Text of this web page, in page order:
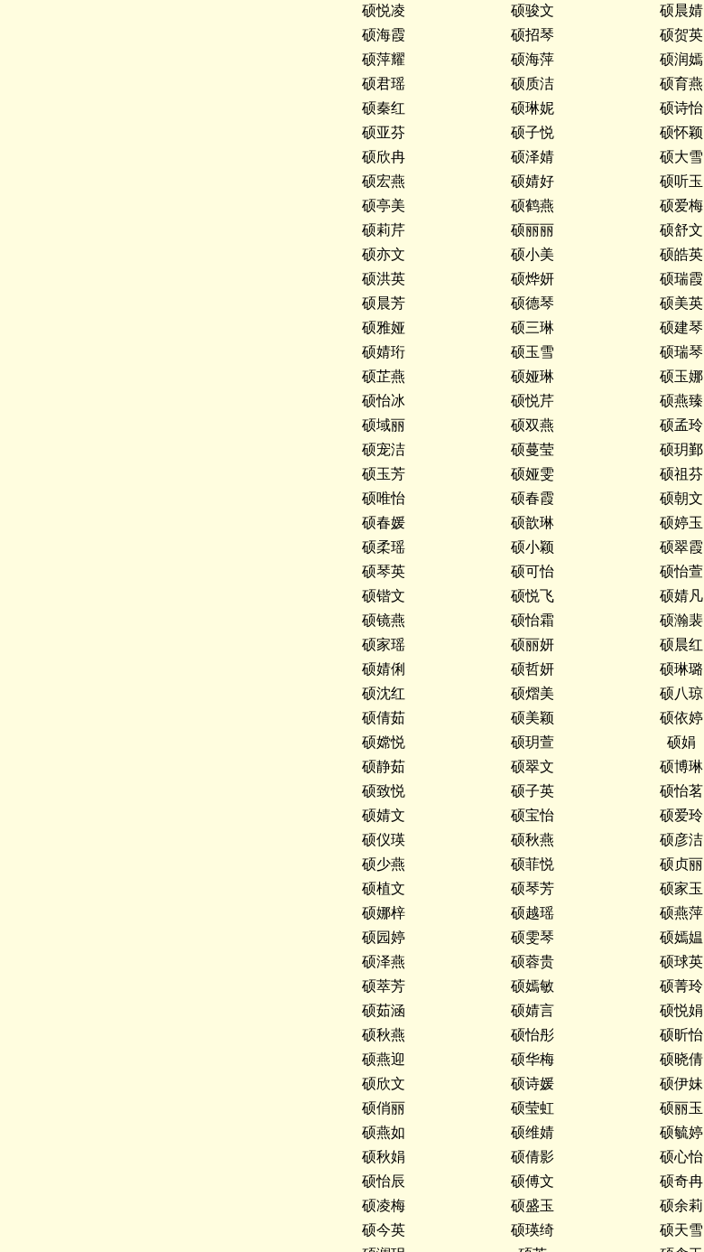
硕悦凌
硕骏文 硕晨婧
硕海霞
硕招琴 硕贺英
硕萍耀
硕海萍 硕润嫣
硕君瑶
硕质洁 硕育燕
硕秦红
硕琳妮 硕诗怡
硕亚芬
硕子悦 硕怀颖
硕欣冉
硕泽婧 硕大雪
硕宏燕
硕婧好 硕听玉
硕亭美
硕鹤燕 硕爱梅
硕莉芹
硕丽丽 硕舒文
硕亦文
硕小美 硕皓英
硕洪英
硕烨妍 硕瑞霞
硕晨芳
硕德琴 硕美英
硕雅娅
硕三琳 硕建琴
硕婧珩
硕玉雪 硕瑞琴
硕芷燕
硕娅琳 硕玉娜
硕怡冰
硕悦芹 硕燕臻
硕域丽
硕双燕 硕孟玲
硕宠洁
硕蔓莹 硕玥鄞
硕玉芳
硕娅雯 硕祖芬
硕唯怡
硕春霞 硕朝文
硕春媛
硕歆琳 硕婷玉
硕柔瑶
硕小颖 硕翠霞
硕琴英
硕可怡 硕怡萱
硕锴文
硕悦飞 硕婧凡
硕镜燕
硕怡霜 硕瀚裴
硕家瑶
硕丽妍 硕晨红
硕婧俐
硕哲妍 硕琳璐
硕沈红
硕熠美 硕八琼
硕倩茹
硕美颖 硕依婷
硕嫦悦
硕玥萱 硕娟
硕静茹
硕翠文 硕博琳
硕致悦
硕子英 硕怡茗
硕婧文
硕宝怡 硕爱玲
硕仪瑛
硕秋燕 硕彦洁
硕少燕
硕菲悦 硕贞丽
硕植文
硕琴芳 硕家玉
硕娜梓
硕越瑶 硕燕萍
硕园婷
硕雯琴 硕嫣媪
硕泽燕
硕蓉贵 硕球英
硕萃芳
硕嫣敏 硕菁玲
硕茹涵
硕婧言 硕悦娟
硕秋燕
硕怡彤 硕昕怡
硕燕迎
硕华梅 硕晓倩
硕欣文
硕诗媛 硕伊妹
硕俏丽
硕莹虹 硕丽玉
硕燕如
硕维婧 硕毓婷
硕秋娟
硕倩影 硕心怡
硕怡辰
硕傅文 硕奇冉
硕凌梅
硕盛玉 硕余莉
硕今英
硕瑛绮 硕天雪